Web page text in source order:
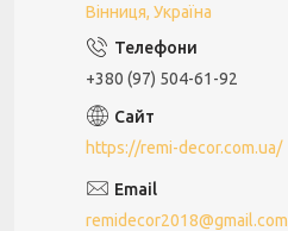
Вінниця, Україна
+380 (97) 504-61-92
https://remi-decor.com.ua/
remidecor2018@gmail.com